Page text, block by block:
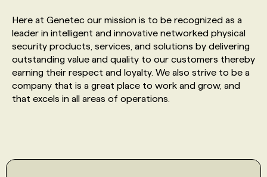
Here at Genetec our mission is to be recognized as a
leader in intelligent and innovative networked physical
security products, services, and solutions by delivering
outstanding value and quality to our customers thereby
earning their respect and loyalty. We also strive to be a
company that is a great place to work and grow, and
that excels in all areas of operations.